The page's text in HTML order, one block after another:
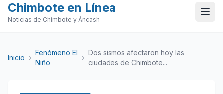
Chimbote en Línea
Noticias de Chimbote y Áncash
Inicio ›
Fenómeno El
Niño
›
Dos sismos afectaron hoy las
ciudades de Chimbote...